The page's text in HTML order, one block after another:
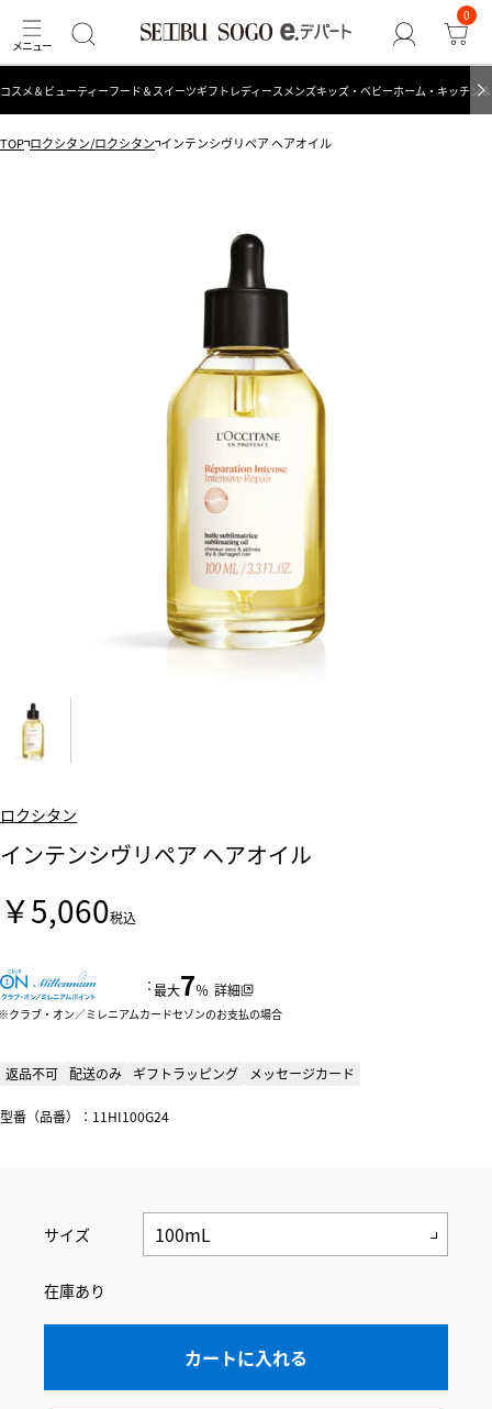
0
コスメ＆ビューティーフード＆スイーツギフト レディース メンズキッズ・ベビーホーム・キッチン
TOP ロクシタン/ロクシタン インテンシヴリペア ヘアオイル
ロクシタン
インテンシヴリペア ヘアオイル
￥5,060税込
：最大7％ 詳細
クラブ・オン／ミレニアムカードセゾンのお支払の場合
返品不可 配送のみ ギフトラッピング メッセージカード
型番（品番）：11HI100G24
サイズ
在庫あり
カートに入れる